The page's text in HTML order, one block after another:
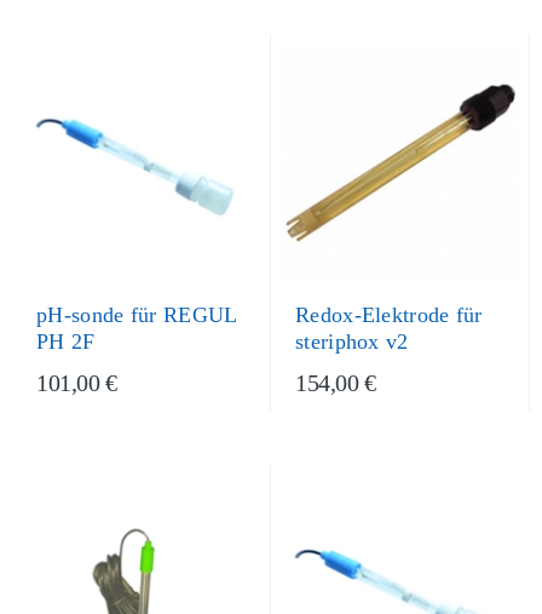
pH-sonde für REGUL
PH 2F
101,00 €
Redox-Elektrode für
steriphox v2
154,00 €